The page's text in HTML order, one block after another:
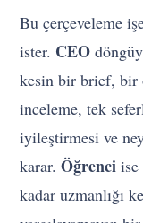
Bu çerçeveleme
ister. CEO
kesin bir brief, bir
inceleme, tek
iyileştirmesi ve
karar.Öğrenci
kadar uzmanlığı